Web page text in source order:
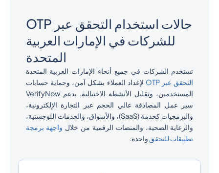
حالات استخدام التحقق عبر OTP
للشركات في الإمارات العربية
المتحدة
تستخدم الشركات في جميع أنحاء الإمارات العربية المتحدة
التحقق عبر OTP
لإعداد العملاء بشكل آمن، وحماية حسابات
المستخدمين، وتقليل الأنشطة الاحتيالية. يدعم VerifyNow
سير عمل المصادقة عالي الحجم عبر التجارة الإلكترونية،
والبرمجيات كخدمة (SaaS)، والأسواق، والخدمات اللوجستية،
والرعاية الصحية، والمنصات الرقمية من خلال واجهة برمجة
تطبيقات للتحقق واحدة.